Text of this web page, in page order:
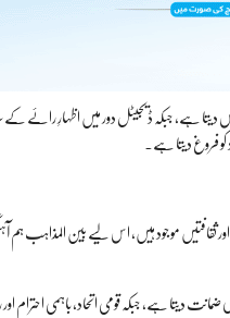
دیتا ہے، جبکہ ڈیجیٹل دور میں اظہارِ رائے
کو فروغ دیتا ہے۔
موجود ہیں، اس لیے بین المذاہب ہم آہنگی
کی ضمانت دیتا ہے، جبکہ قومی اتحاد، باہمی